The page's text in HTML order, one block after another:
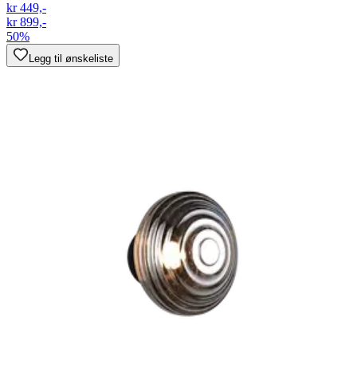
kr 449,-
kr 899,-
50%
Legg til ønskeliste